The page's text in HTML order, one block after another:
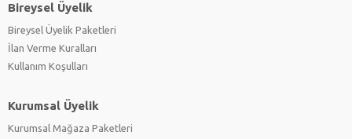
Bireysel Üyelik
Bireysel Üyelik Paketleri
İlan Verme Kuralları
Kullanım Koşulları
Kurumsal Üyelik
Kurumsal Mağaza Paketleri